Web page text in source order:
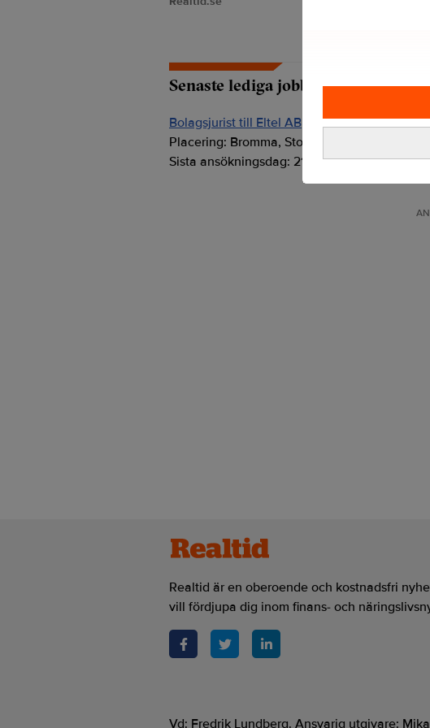
Senaste lediga jobben
Bolagsjurist till Eltel AB
Placering: Bromma, Stockholm
Sista ansökningsdag: 21/08/2026
Realtid.se Börs & finans
Softbanks vd: AI är